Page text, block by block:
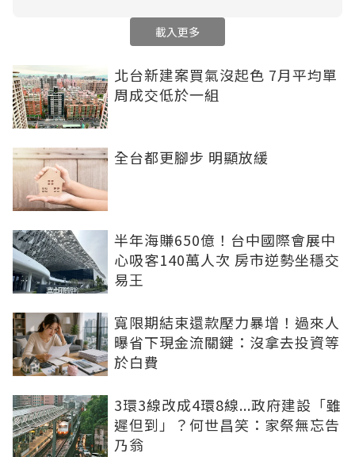
載入更多
北台新建案買氣沒起色 7月平均單
周成交低於一組
全台都更腳步 明顯放緩
半年海賺650億！台中國際會展中
心吸客140萬人次 房市逆勢坐穩交
易王
寬限期結束還款壓力暴增！過來人
曝省下現金流關鍵：沒拿去投資等
於白費
3環3線改成4環8線...政府建設「雖
遲但到」？何世昌笑：家祭無忘告
乃翁